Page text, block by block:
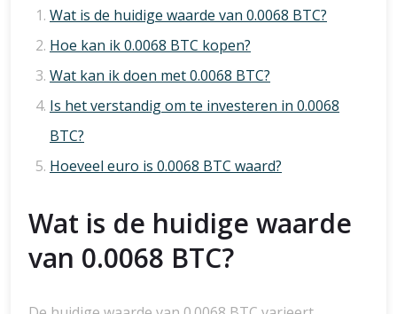
Wat is de huidige waarde van 0.0068 BTC?
Hoe kan ik 0.0068 BTC kopen?
Wat kan ik doen met 0.0068 BTC?
Is het verstandig om te investeren in 0.0068
BTC?
Hoeveel euro is 0.0068 BTC waard?
Wat is de huidige waarde
van 0.0068 BTC?